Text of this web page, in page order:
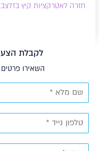
חזרה לאטרקציות קיץ
לקבלת
השאירו פרטים